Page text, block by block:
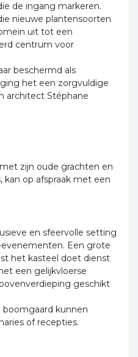
de ingang markeren.
nieuwe plantensoorten
uit tot een
centrum voor
beschermd als
het een zorgvuldige
architect Stéphane
zijn oude grachten en
op afspraak met een
en sfeervolle setting
Een grote
het kasteel doet dienst
een gelijkvloerse
geschikt
boomgaard kunnen
of recepties.